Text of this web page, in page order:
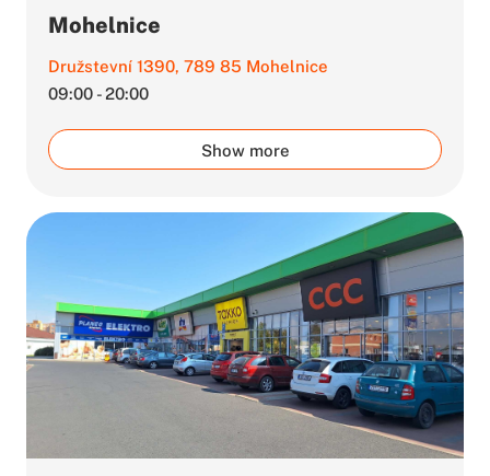
Mohelnice
Družstevní 1390, 789 85 Mohelnice
09:00 - 20:00
Show more